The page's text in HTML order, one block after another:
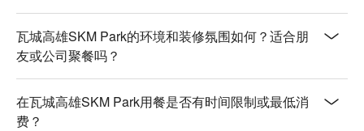
瓦城高雄SKM Park的环境和装修氛围如何？适合朋
友或公司聚餐吗？
在瓦城高雄SKM Park用餐是否有时间限制或最低消
费？